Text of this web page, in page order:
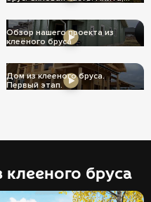
Обзор нашего проекта из
клеёного бруса
Дом из клееного бруса.
Первый этап.
бруса